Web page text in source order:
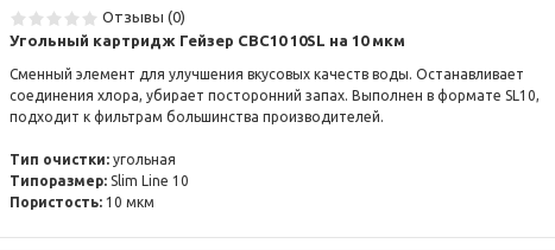
Отзывы (0)
Угольный картридж Гейзер СВС10 10SL на 10 мкм
Сменный элемент для улучшения вкусовых качеств воды. Останавливает
соединения хлора, убирает посторонний запах. Выполнен в формате SL10,
подходит к фильтрам большинства производителей.
Тип очистки: угольная
Типоразмер: Slim Line 10
Пористость: 10 мкм